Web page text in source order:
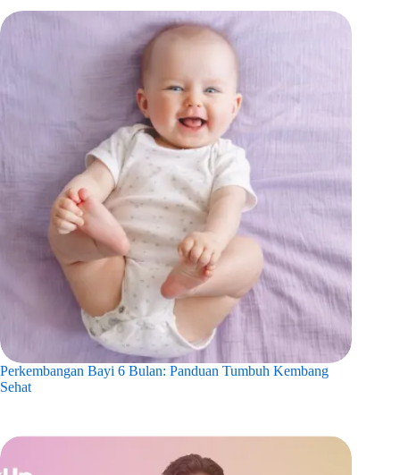
Perkembangan Bayi 6 Bulan: Panduan Tumbuh Kembang
Sehat